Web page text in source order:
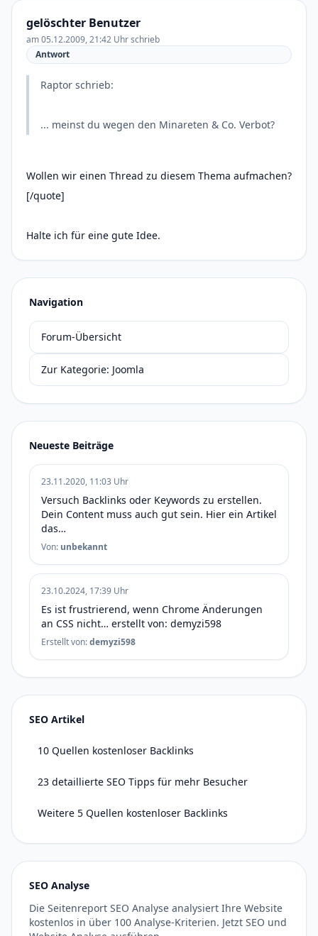
gelöschter Benutzer
am 05.12.2009, 21:42 Uhr schrieb
Antwort
Raptor schrieb:
... meinst du wegen den Minareten & Co. Verbot?
Wollen wir einen Thread zu diesem Thema aufmachen?
[/quote]
Halte ich für eine gute Idee.
Navigation
Forum-Übersicht
Zur Kategorie: Joomla
Neueste Beiträge
23.11.2020, 11:03 Uhr
Versuch Backlinks oder Keywords zu erstellen.
Dein Content muss auch gut sein. Hier ein Artikel
das…
Von: unbekannt
23.10.2024, 17:39 Uhr
Es ist frustrierend, wenn Chrome Änderungen
an CSS nicht… erstellt von: demyzi598
Erstellt von:demyzi598
SEO Artikel
10 Quellen kostenloser Backlinks
23 detaillierte SEO Tipps für mehr Besucher
Weitere 5 Quellen kostenloser Backlinks
SEO Analyse
Die Seitenreport SEO Analyse analysiert Ihre Website
kostenlos in über 100 Analyse-Kriterien. Jetzt SEO und